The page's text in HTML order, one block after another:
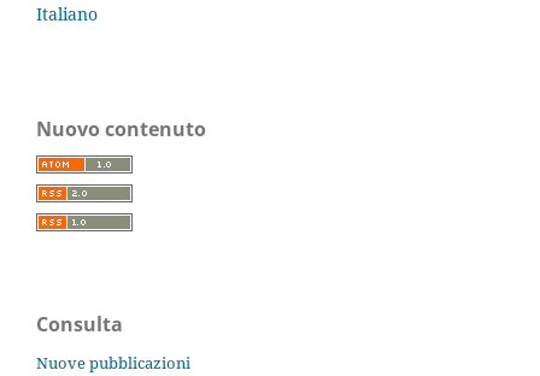
Italiano
Nuovo contenuto
Consulta
Nuove pubblicazioni